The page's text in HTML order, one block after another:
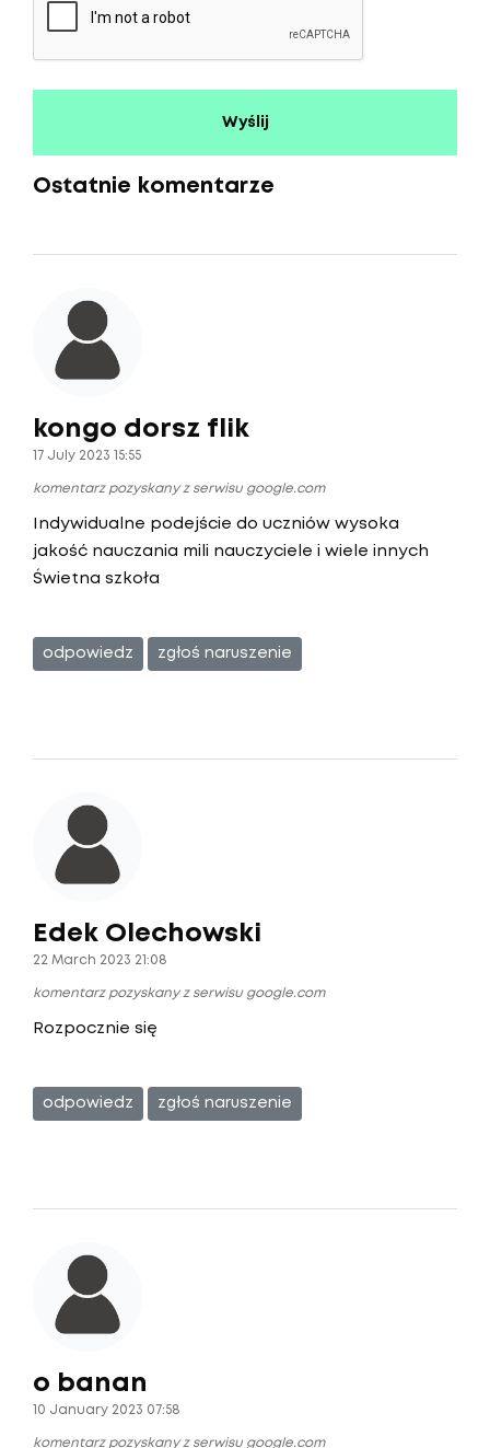
Ostatnie komentarze
kongo dorsz flik
17 July 2023 15:55
komentarz pozyskany z serwisu google.com
Indywidualne podejście do uczniów wysoka
jakość nauczania mili nauczyciele i wiele innych
Świetna szkoła
odpowiedz zgłoś naruszenie
Edek Olechowski
22 March 2023 21:08
komentarz pozyskany z serwisu google.com
Rozpocznie się
odpowiedz zgłoś naruszenie
o banan
10 January 2023 07:58
komentarz pozyskany z serwisu google.com